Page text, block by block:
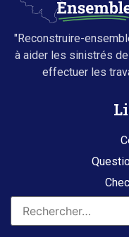
"Reconstruire-
à aider les sinistrés
effectuer les